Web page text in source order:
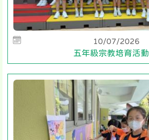
10/07/2026
五年級宗教培育活動